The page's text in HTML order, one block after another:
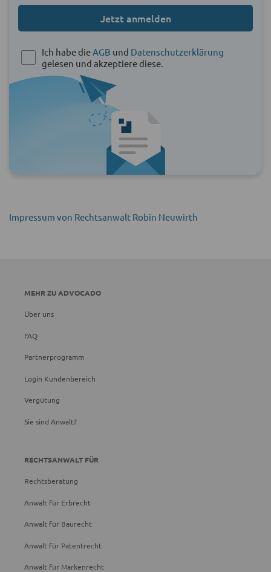
Jetzt anmelden
Ich habe dieAGB und Datenschutzerklärung
gelesen und akzeptiere diese.
Impressum von Rechtsanwalt Robin Neuwirth
MEHR ZU ADVOCADO
Über uns
FAQ
Partnerprogramm
Login Kundenbereich
Vergütung
Sie sind Anwalt?
RECHTSANWALT FÜR
Rechtsberatung
Anwalt für Erbrecht
Anwalt für Baurecht
Anwalt für Patentrecht
Anwalt für Markenrecht